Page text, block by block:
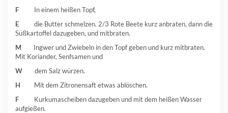
F In einem heißen Topf,
E die Butter schmelzen. 2/3 Rote Beete kurz anbraten, dann die
Süßkartoffel dazugeben, und mitbraten.
M Ingwer und Zwiebeln in den Topf geben und kurz mitbraten.
Mit Koriander, Senfsamen und
W dem Salz würzen.
H Mit dem Zitronensaft etwas ablöschen.
F Kurkumascheiben dazugeben und mit dem heißen Wasser
aufgießen.